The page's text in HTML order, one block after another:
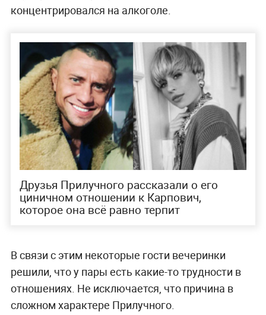
концентрировался на алкоголе.
Друзья Прилучного рассказали о его
циничном отношении к Карпович,
которое она всё равно терпит
В связи с этим некоторые гости вечеринки
решили, что у пары есть какие-то трудности в
отношениях. Не исключается, что причина в
сложном характере Прилучного.